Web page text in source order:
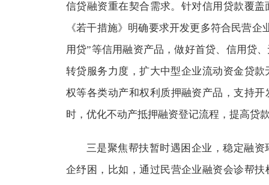
信贷融资重在契合需求。针对信用贷款覆
《若干措施》明确要求开发更多符合民营
用贷”等信用融资产品，做好首贷、信用贷
转贷服务力度，扩大中型企业流动资金贷
权等各类动产和权利质押融资产品，支持开
时，优化不动产抵押融资登记流程，提高贷
三是聚焦帮扶暂时遇困企业，稳定融
企纾困，比如，通过民营企业融资会诊帮